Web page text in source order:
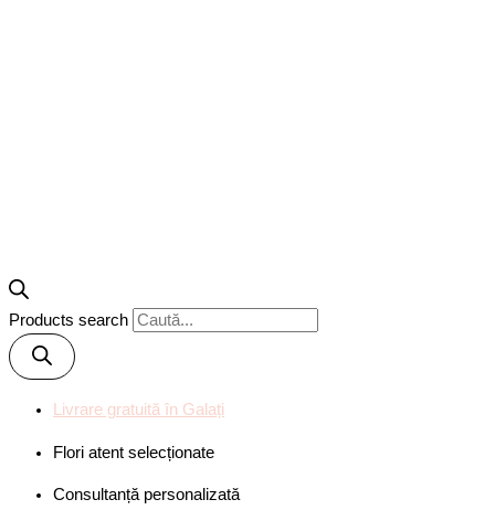
Products search
Livrare gratuită în Galați
Flori atent selecționate
Consultanță personalizată